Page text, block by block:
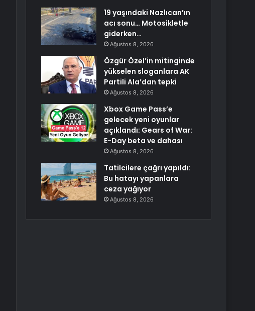
19 yaşındaki Nazlıcan’ın
acı sonu… Motosikletle
giderken…
Ağustos 8, 2026
Özgür Özel’in mitinginde
yükselen sloganlara AK
Partili Ala’dan tepki
Ağustos 8, 2026
Xbox Game Pass’e
gelecek yeni oyunlar
açıklandı: Gears of War:
E-Day beta ve dahası
Ağustos 8, 2026
Tatilcilere çağrı yapıldı:
Bu hatayı yapanlara
ceza yağıyor
Ağustos 8, 2026